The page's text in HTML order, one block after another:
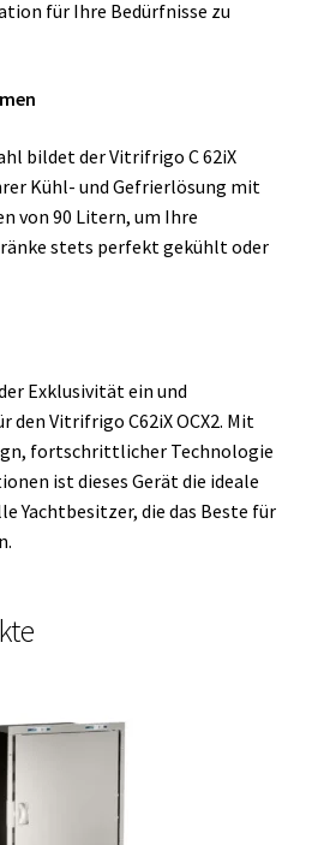
für Ihre Bedürfnisse zu
bildet der Vitrifrigo C 62iX
Kühl- und Gefrierlösung mit
von 90 Litern, um Ihre
stets perfekt gekühlt oder
Exklusivität ein und
den Vitrifrigo C62iX OCX2. Mit
fortschrittlicher Technologie
ist dieses Gerät die ideale
Yachtbesitzer, die das Beste für